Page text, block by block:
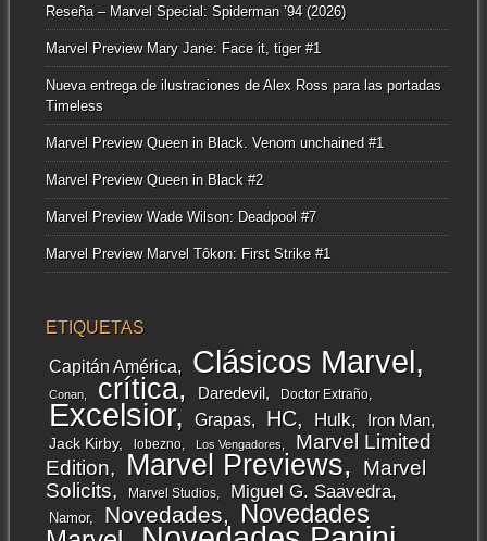
Reseña – Marvel Special: Spiderman ’94 (2026)
Marvel Preview Mary Jane: Face it, tiger #1
Nueva entrega de ilustraciones de Alex Ross para las portadas
Timeless
Marvel Preview Queen in Black. Venom unchained #1
Marvel Preview Queen in Black #2
Marvel Preview Wade Wilson: Deadpool #7
Marvel Preview Marvel Tôkon: First Strike #1
ETIQUETAS
Capitán América Clásicos Marvel
Conan crítica Daredevil Doctor Extraño
Excelsior Grapas HC Hulk Iron Man
Jack Kirby lobezno Los Vengadores
Marvel Limited
Edition
Marvel Previews
Marvel
Solicits
Marvel Studios Miguel G. Saavedra
Namor Novedades
Novedades